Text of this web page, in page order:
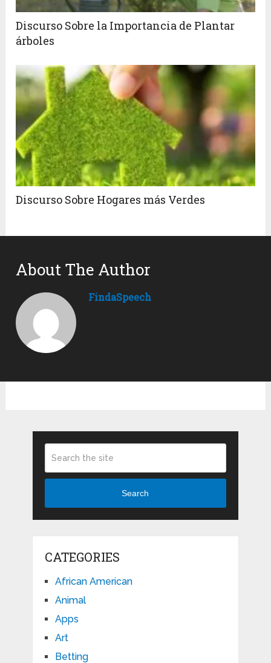
Discurso Sobre la Importancia de Plantar
árboles
Discurso Sobre Hogares más Verdes
About The Author
FindaSpeech
Search
CATEGORIES
African American
Animal
Apps
Art
Betting